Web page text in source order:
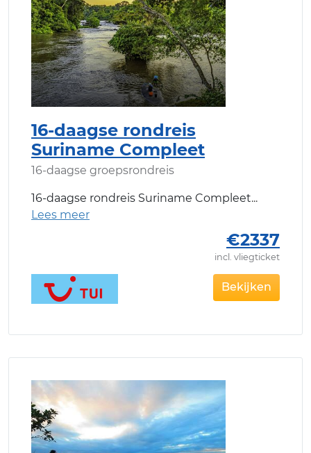
16-daagse rondreis
Suriname Compleet
16-daagse groepsrondreis
16-daagse rondreis Suriname Compleet
€2337
incl. vliegticket
Bekijken